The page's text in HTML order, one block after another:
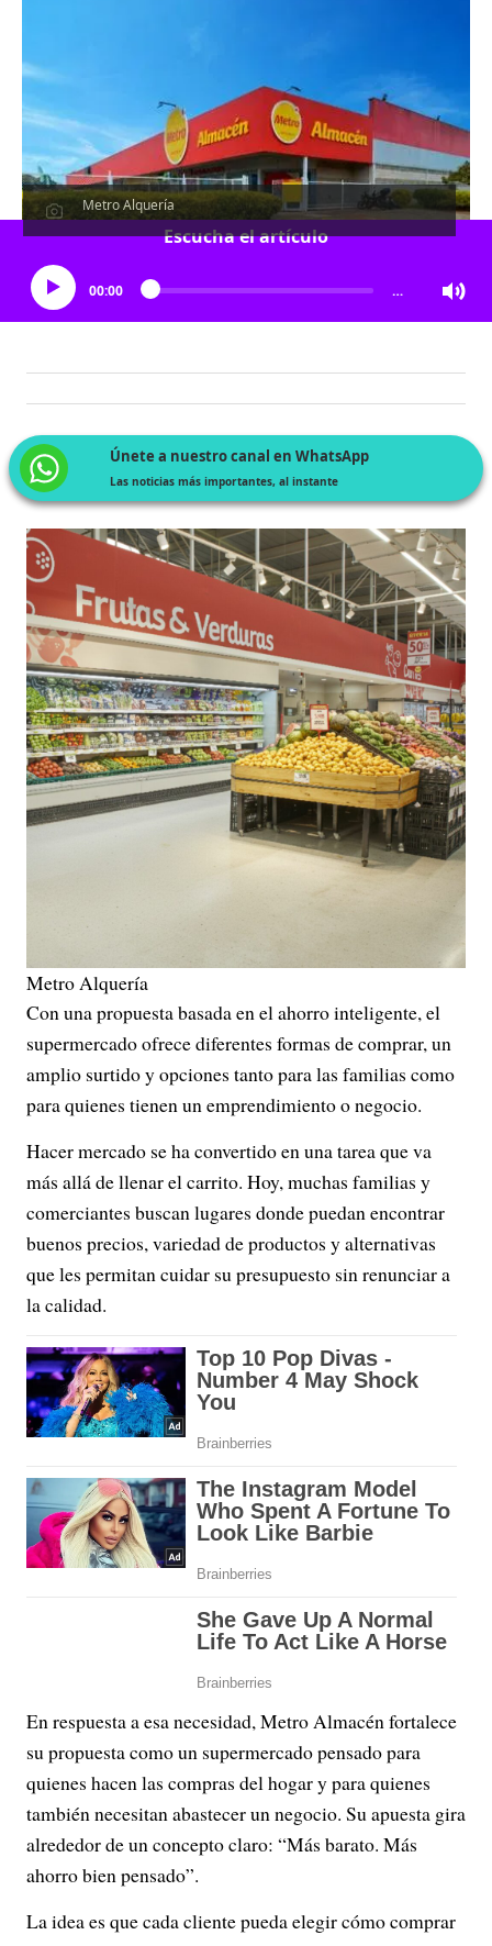
Metro Alquería
Escucha el artículo
00:00 …
Únete a nuestro canal en WhatsApp
Las noticias más importantes, al instante
Metro Alquería
Con una propuesta basada en el ahorro inteligente, el
supermercado ofrece diferentes formas de comprar, un
amplio surtido y opciones tanto para las familias como
para quienes tienen un emprendimiento o negocio.
Hacer mercado se ha convertido en una tarea que va
más allá de llenar el carrito. Hoy, muchas familias y
comerciantes buscan lugares donde puedan encontrar
buenos precios, variedad de productos y alternativas
que les permitan cuidar su presupuesto sin renunciar a
la calidad.
En respuesta a esa necesidad, Metro Almacén fortalece
su propuesta como un supermercado pensado para
quienes hacen las compras del hogar y para quienes
también necesitan abastecer un negocio. Su apuesta gira
alrededor de un concepto claro: “Más barato. Más
ahorro bien pensado”.
La idea es que cada cliente pueda elegir cómo comprar